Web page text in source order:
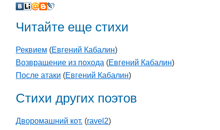
Читайте еще стихи
Реквием (Евгений Кабалин)
Возвращение из похода (Евгений Кабалин)
После атаки (Евгений Кабалин)
Стихи других поэтов
Дворомашний кот. (ravel2)